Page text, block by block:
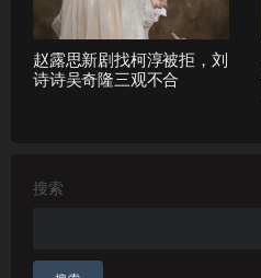
赵露思新剧找柯淳被拒，刘
诗诗吴奇隆三观不合
搜索